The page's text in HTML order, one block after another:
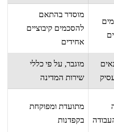
מוסדר בהתאם
להסכמים קיבוציים
אחידים
מוגבר, על פי כללי
שירות המדינה
מתועדת ומפוקחת
בקפדנות